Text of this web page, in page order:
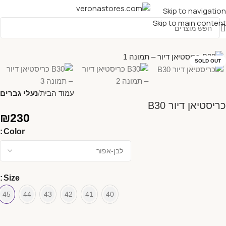
Skip to navigation
Skip to main content
SOLD OUT
עמוד הבית נעלי גברים
כריסטיאן דיור B30
₪230
Color
Size
40
41
42
43
44
45